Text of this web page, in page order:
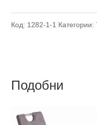
Код: 1282-1-1 Категории:
Подобни